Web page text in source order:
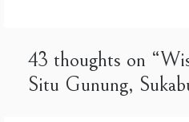
43 thoughts on “
Situ Gunung,